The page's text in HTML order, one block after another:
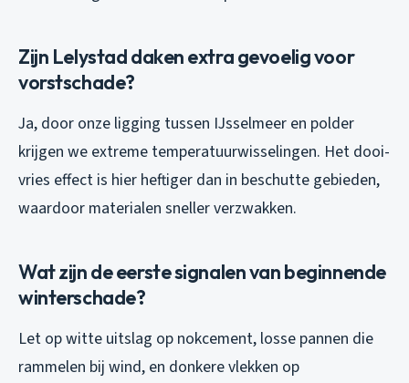
Zijn Lelystad daken extra gevoelig voor
vorstschade?
Ja, door onze ligging tussen IJsselmeer en polder
krijgen we extreme temperatuurwisselingen. Het dooi-
vries effect is hier heftiger dan in beschutte gebieden,
waardoor materialen sneller verzwakken.
Wat zijn de eerste signalen van beginnende
winterschade?
Let op witte uitslag op nokcement, losse pannen die
rammelen bij wind, en donkere vlekken op